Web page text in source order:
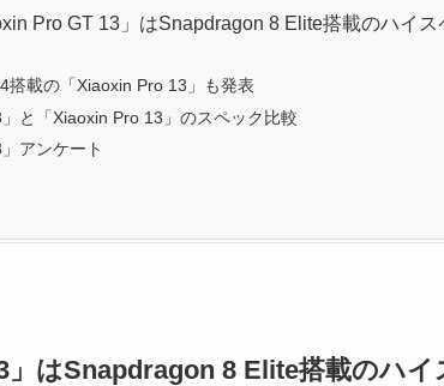
Pro GT 13」はSnapdragon 8 Elite搭載のハイス
搭載の「Xiaoxin Pro 13」も発表
」と「Xiaoxin Pro 13」のスペック比較
アンケート
はSnapdragon 8 Elite搭載のハ